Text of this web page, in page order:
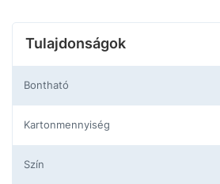
Tulajdonságok
Bontható
Kartonmennyiség
Szín